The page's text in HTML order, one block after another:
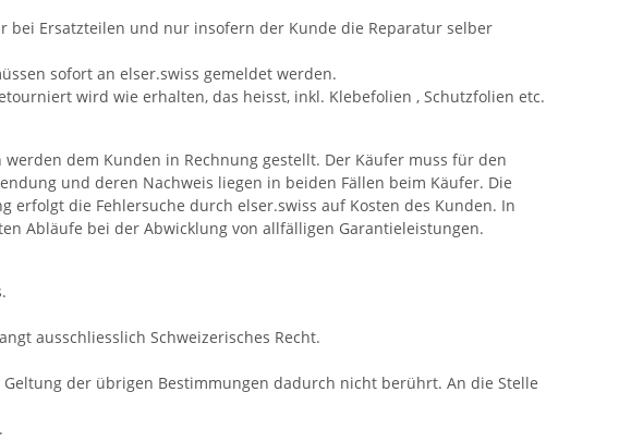
Ersatzteilen und nur insofern der Kunde die Reparatur selber
sofort an elser.swiss gemeldet werden.
wird wie erhalten, das heisst, inkl. Klebefolien , Schutzfolien etc.
dem Kunden in Rechnung gestellt. Der Käufer muss für den
und deren Nachweis liegen in beiden Fällen beim Käufer. Die
die Fehlersuche durch elser.swiss auf Kosten des Kunden. In
Abläufe bei der Abwicklung von allfälligen Garantieleistungen.
ausschliesslich Schweizerisches Recht.
der übrigen Bestimmungen dadurch nicht berührt. An die Stelle